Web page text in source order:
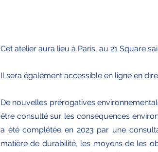
Cet atelier aura lieu à Paris, au 21 Square
Il sera également accessible en ligne en
De nouvelles prérogatives
être consulté sur les conséquences
a été complétée en 2023 par une
matière de durabilité, les moyens de les